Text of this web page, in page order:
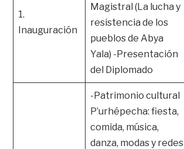
1.
Inauguración
Magistral (La lucha y
resistencia de los
pueblos de Abya
Yala) -Presentación
del Diplomado
-Patrimonio cultural
P’urhépecha: fiesta,
comida, música,
danza, modas y redes